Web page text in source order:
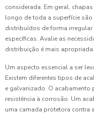
considerada. Em geral,
longo de toda a superfície
distribuídos de forma
específicas. Avalie as
distribuição é mais apropriada.
Um aspecto essencial a ser
Existem diferentes tipos de
e galvanizado. O acabamento
resistência à corrosão. Um
uma camada protetora contra